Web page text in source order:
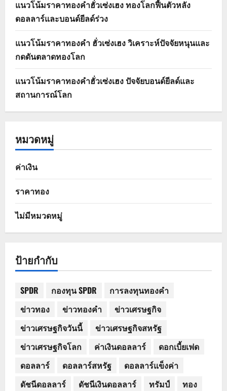
แนวโน้มราคาทองคำฮั่วเซ่งเฮง ทองโลกฟื้นตัวหลัง
ดอลลาร์และบอนด์ยีลด์ร่วง
แนวโน้มราคาทองคำ ฮั่วเซ่งเฮง วิเคราะห์ปัจจัยหนุนและ
กดดันตลาดทองโลก
แนวโน้มราคาทองคำฮั่วเซ่งเฮง ปัจจัยบอนด์ยีลด์และ
สถานการณ์โลก
หมวดหมู่
ค่าเงิน
ราคาทอง
ไม่มีหมวดหมู่
ป้ายกำกับ
SPDR กองทุน SPDR
การลงทุนทองคำ
ข่าวทอง
ข่าวทองคำ
ข่าวเศรษฐกิจ
ข่าวเศรษฐกิจวันนี้
ข่าวเศรษฐกิจสหรัฐ
ข่าวเศรษฐกิจโลก
ค่าเงินดอลลาร์
ดอกเบี้ยเฟด
ดอลลาร์
ดอลลาร์สหรัฐ
ดอลลาร์แข็งค่า
ดัชนีดอลลาร์
ดัชนีเงินดอลลาร์ ทรัมป์
ทอง